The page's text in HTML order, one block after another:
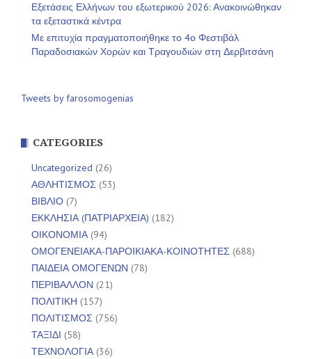
Εξετάσεις Ελλήνων του εξωτερικού 2026: Ανακοινώθηκαν
τα εξεταστικά κέντρα
Με επιτυχία πραγματοποιήθηκε το 4ο Φεστιβάλ
Παραδοσιακών Χορών και Τραγουδιών στη Δερβιτσάνη
Tweets by farosomogenias
CATEGORIES
Uncategorized (26)
ΑΘΛΗΤΙΣΜΟΣ (53)
ΒΙΒΛΙΟ (7)
ΕΚΚΛΗΣΙΑ (ΠΑΤΡΙΑΡΧΕΙΑ) (182)
ΟΙΚΟΝΟΜΙΑ(94)
ΟΜΟΓΕΝΕΙΑΚΑ-ΠΑΡΟΙΚΙΑΚΑ-ΚΟΙΝΟΤΗΤΕΣ (688)
ΠΑΙΔΕΙΑ ΟΜΟΓΕΝΩΝ (78)
ΠΕΡΙΒΑΛΛΟΝ (21)
ΠΟΛΙΤΙΚΗ (157)
ΠΟΛΙΤΙΣΜΟΣ (756)
ΤΑΞΙΔΙ (58)
ΤΕΧΝΟΛΟΓΙΑ(36)